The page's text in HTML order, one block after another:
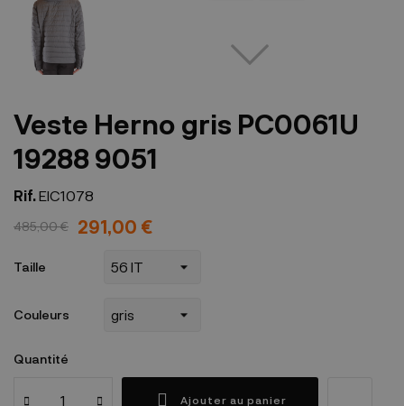
Veste Herno gris PC0061U
19288 9051
Rif.EIC1078
485,00 € 291,00 €
Taille
Couleurs
Quantité
Ajouter au panier